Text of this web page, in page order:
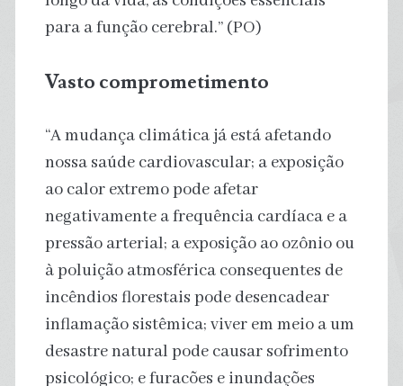
para a função cerebral.” (PO)
Vasto comprometimento
“A mudança climática já está afetando
nossa saúde cardiovascular; a exposição
ao calor extremo pode afetar
negativamente a frequência cardíaca e a
pressão arterial; a exposição ao ozônio ou
à poluição atmosférica consequentes de
incêndios florestais pode desencadear
inflamação sistêmica; viver em meio a um
desastre natural pode causar sofrimento
psicológico; e furacões e inundações